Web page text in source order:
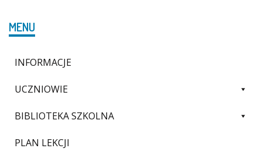
MENU
INFORMACJE
UCZNIOWIE
BIBLIOTEKA SZKOLNA
PLAN LEKCJI